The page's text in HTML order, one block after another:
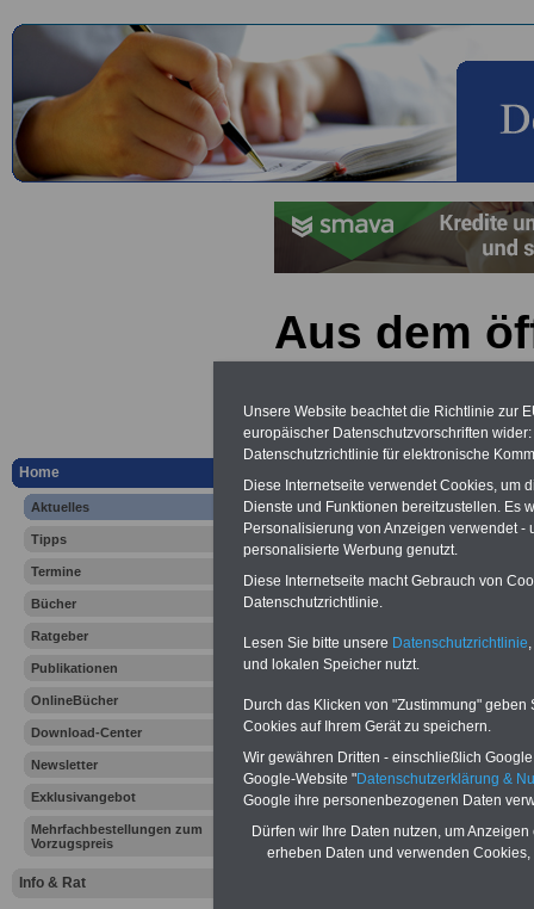
Home
Aktuelles
Tipps
Termine
Bücher
Ratgeber
Publikationen
OnlineBücher
Download-Center
Newsletter
Exklusivangebot
Mehrfachbestellungen zum
Vorzugspreis
Info & Rat
Aus dem
Beamte
Vorteile für den
öffentlichen Dienst
Vergleichen und sparen:
Berufsunfähigkeitsabsicherung
- Krankenzusatzversicherung
Krankenkassen
Ihr
den Fall der
Leben
Unsere Website beachtet die Richtlinie zur
europäischer Datenschutzvorschriften
Datenschutzrichtlinie für elektronische
Diese Internetseite verwendet Cookies, um
Dienste und Funktionen bereitzustellen. Es
Personalisierung von Anzeigen verwendet
personalisierte Werbung genutzt.
Diese Internetseite macht Gebrauch von
Datenschutzrichtlinie.
Lesen Sie bitte unsere Datenschutzrichtlinie
und lokalen Speicher nutzt.
Durch das Klicken von "Zustimmung"
Cookies auf Ihrem Gerät zu speichern.
Wir gewähren Dritten - einschließlich
Google-Website "Datenschutzerklärung &
Google ihre personenbezogenen Daten
Dürfen wir Ihre Daten nutzen, um
erheben Daten und verwenden